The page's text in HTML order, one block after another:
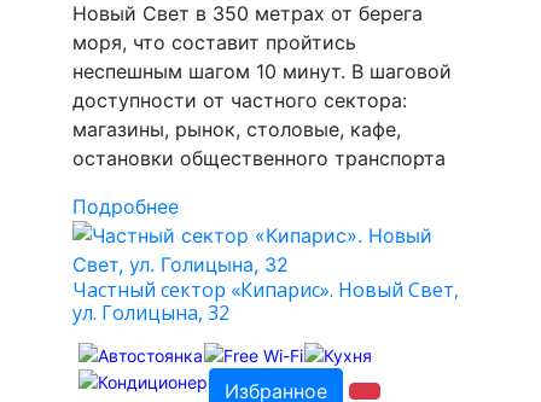
Новый Свет в 350 метрах от берега
моря, что составит пройтись
неспешным шагом 10 минут. В шаговой
доступности от частного сектора:
магазины, рынок, столовые, кафе,
остановки общественного транспорта
Подробнее
Частный сектор «Кипарис». Новый Свет,
ул. Голицына, 32
Избранное